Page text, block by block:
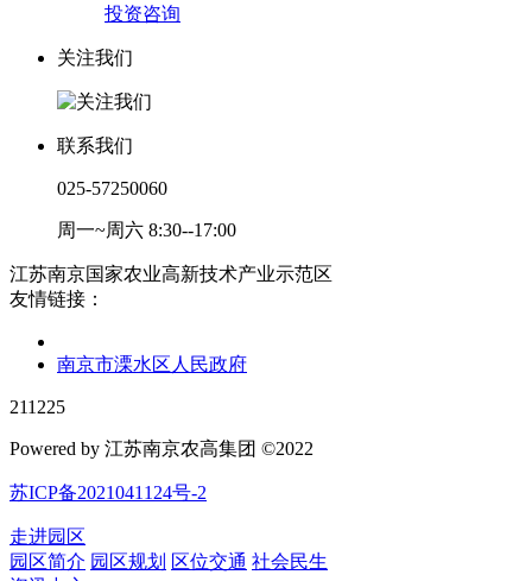
投资咨询
关注我们
联系我们
025-57250060
周一~周六 8:30--17:00
江苏南京国家农业高新技术产业示范区
友情链接：
南京市溧水区人民政府
211225
Powered by 江苏南京农高集团 ©2022
苏ICP备2021041124号-2
走进园区
园区简介 园区规划 区位交通 社会民生